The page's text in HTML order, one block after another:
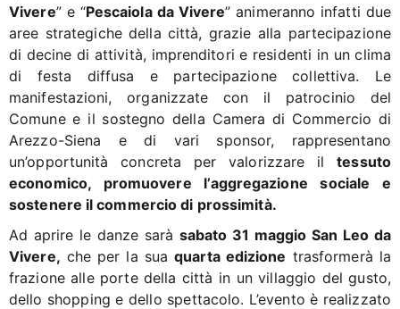
Vivere” e “Pescaiola da Vivere” animeranno infatti due
aree strategiche della città, grazie alla partecipazione
di decine di attività, imprenditori e residenti in un clima
di festa diffusa e partecipazione collettiva. Le
manifestazioni, organizzate con il patrocinio del
Comune e il sostegno della Camera di Commercio di
Arezzo-Siena e di vari sponsor, rappresentano
un’opportunità concreta per valorizzare iltessuto
economico, promuovere l’aggregazione sociale e
sostenere il commercio di prossimità.
Ad aprire le danze sarà sabato 31 maggio San Leo da
Vivere, che per la suaquarta edizione trasformerà la
frazione alle porte della città in un villaggio del gusto,
dello shopping e dello spettacolo. L’evento è realizzato